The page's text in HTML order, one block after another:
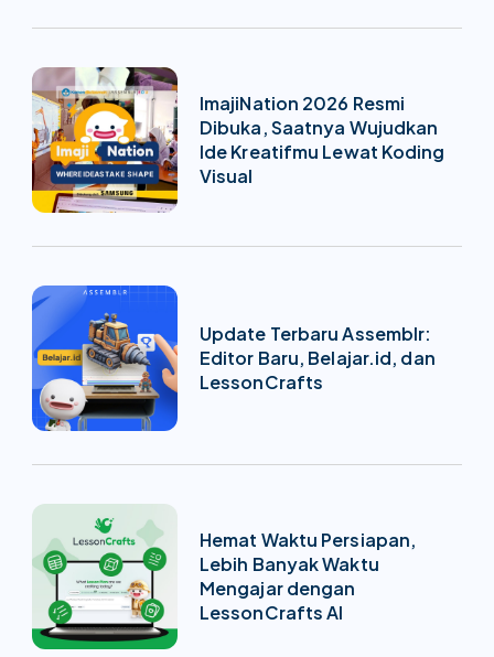
ImajiNation 2026 Resmi
Dibuka, Saatnya Wujudkan
Ide Kreatifmu Lewat Koding
Visual
Update Terbaru Assemblr:
Editor Baru, Belajar.id, dan
LessonCrafts
Hemat Waktu Persiapan,
Lebih Banyak Waktu
Mengajar dengan
LessonCrafts AI